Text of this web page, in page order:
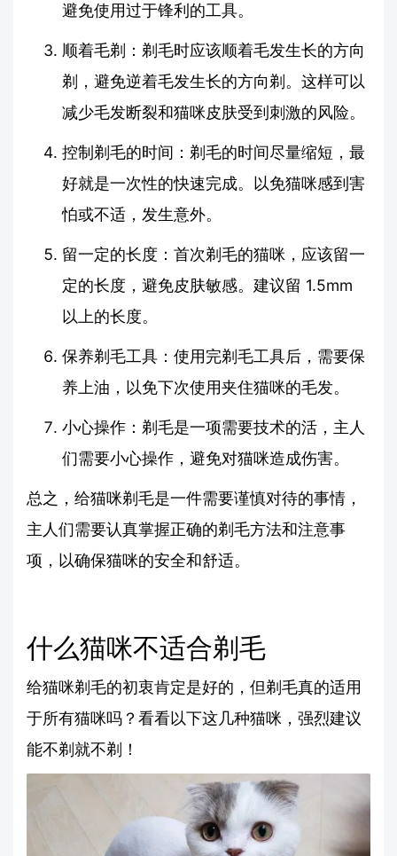
避免使用过于锋利的工具。
顺着毛剃：剃毛时应该顺着毛发生长的方向
剃，避免逆着毛发生长的方向剃。这样可以
减少毛发断裂和猫咪皮肤受到刺激的风险。
控制剃毛的时间：剃毛的时间尽量缩短，最
好就是一次性的快速完成。以免猫咪感到害
怕或不适，发生意外。
留一定的长度：首次剃毛的猫咪，应该留一
定的长度，避免皮肤敏感。建议留 1.5mm
以上的长度。
保养剃毛工具：使用完剃毛工具后，需要保
养上油，以免下次使用夹住猫咪的毛发。
小心操作：剃毛是一项需要技术的活，主人
们需要小心操作，避免对猫咪造成伤害。
总之，给猫咪剃毛是一件需要谨慎对待的事情，
主人们需要认真掌握正确的剃毛方法和注意事
项，以确保猫咪的安全和舒适。
什么猫咪不适合剃毛
给猫咪剃毛的初衷肯定是好的，但剃毛真的适用
于所有猫咪吗？看看以下这几种猫咪，强烈建议
能不剃就不剃！